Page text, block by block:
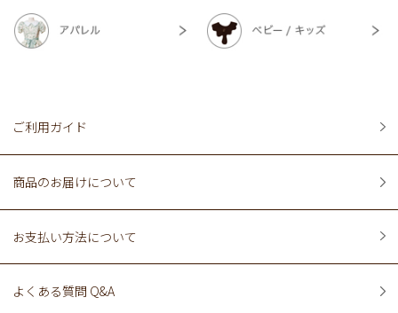
ご利用ガイド
商品のお届けについて
お支払い方法について
よくある質問 Q&A